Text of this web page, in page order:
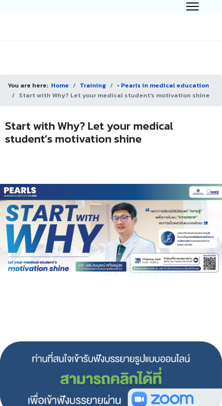
You are here: Home Training
• Pearls in medical education
Start with Why? Let your medical student’s motivation shine
Start with Why? Let your medical
student’s motivation shine